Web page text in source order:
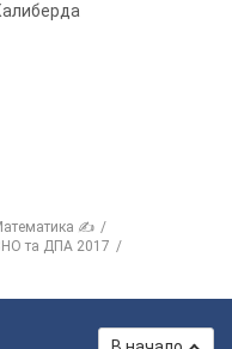
✍
та ДПА 2017